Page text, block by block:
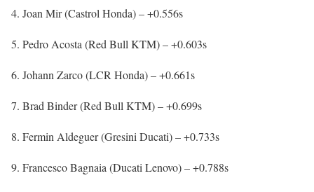
Joan Mir (Castrol Honda) – +0.556s
Pedro Acosta (Red Bull KTM) – +0.603s
Johann Zarco (LCR Honda) – +0.661s
Brad Binder (Red Bull KTM) – +0.699s
Fermin Aldeguer (Gresini Ducati) – +0.733s
Francesco Bagnaia (Ducati Lenovo) – +0.788s